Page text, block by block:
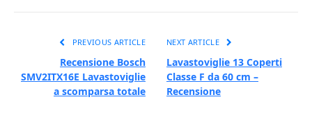
PREVIOUS ARTICLE
Recensione Bosch
SMV2ITX16E Lavastoviglie
a scomparsa totale
NEXT ARTICLE
Lavastoviglie 13 Coperti
Classe F da 60 cm –
Recensione